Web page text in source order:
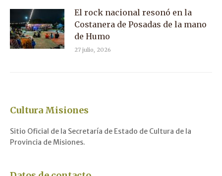
El rock nacional resonó en la
Costanera de Posadas de la mano
de Humo
27 julio, 2026
Cultura Misiones
Sitio Oficial de la Secretaría de Estado de Cultura de la
Provincia de Misiones.